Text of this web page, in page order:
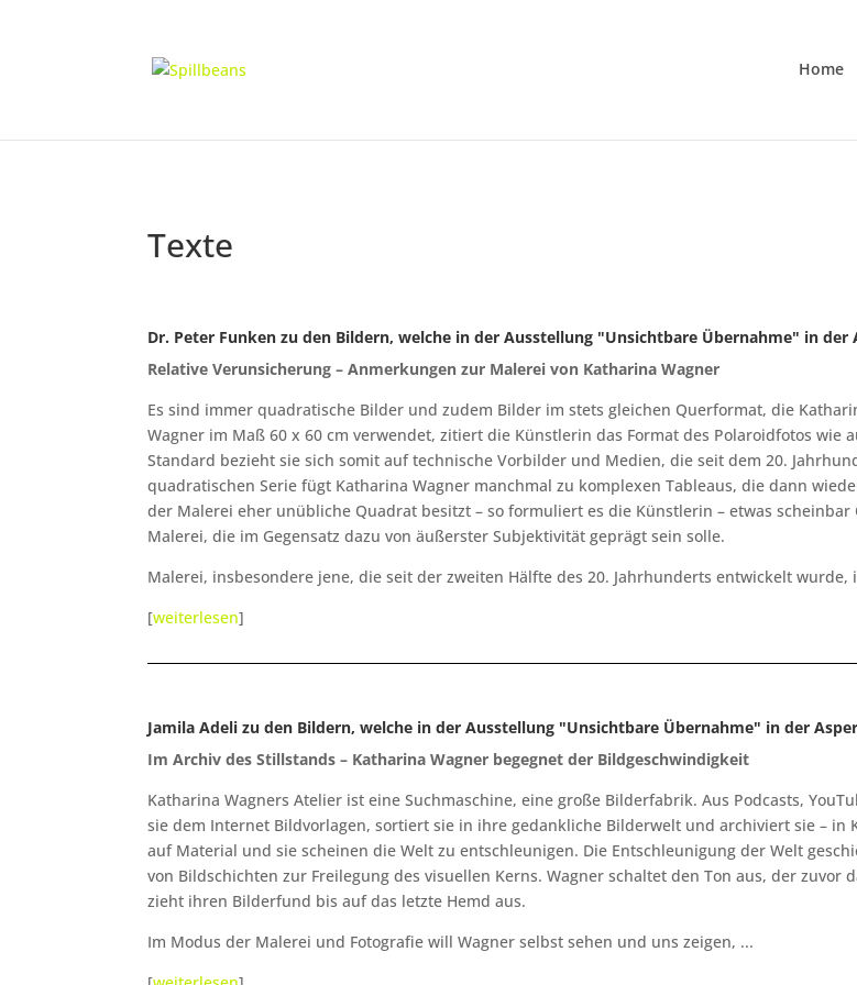
Home
Texte
Dr. Peter Funken zu den Bildern, welche in der Ausstellung "Unsichtbare Übernahme" in der
Relative Verunsicherung – Anmerkungen zur Malerei von Katharina Wagner
Es sind immer quadratische Bilder und zudem Bilder im stets gleichen Querformat, die
Wagner im Maß 60 x 60 cm verwendet, zitiert die Künstlerin das Format des Polaroidfotos
Standard bezieht sie sich somit auf technische Vorbilder und Medien, die seit dem 20.
quadratischen Serie fügt Katharina Wagner manchmal zu komplexen Tableaus, die dann
der Malerei eher unübliche Quadrat besitzt – so formuliert es die Künstlerin – etwas
Malerei, die im Gegensatz dazu von äußerster Subjektivität geprägt sein solle.
Malerei, insbesondere jene, die seit der zweiten Hälfte des 20. Jahrhunderts entwickelt wurde,
[weiterlesen]
Jamila Adeli zu den Bildern, welche in der Ausstellung "Unsichtbare Übernahme" in der
Im Archiv des Stillstands – Katharina Wagner begegnet der Bildgeschwindigkeit
Katharina Wagners Atelier ist eine Suchmaschine, eine große Bilderfabrik. Aus Podcasts,
sie dem Internet Bildvorlagen, sortiert sie in ihre gedankliche Bilderwelt und archiviert sie –
auf Material und sie scheinen die Welt zu entschleunigen. Die Entschleunigung der Welt
von Bildschichten zur Freilegung des visuellen Kerns. Wagner schaltet den Ton aus, der
zieht ihren Bilderfund bis auf das letzte Hemd aus.
Im Modus der Malerei und Fotografie will Wagner selbst sehen und uns zeigen, ...